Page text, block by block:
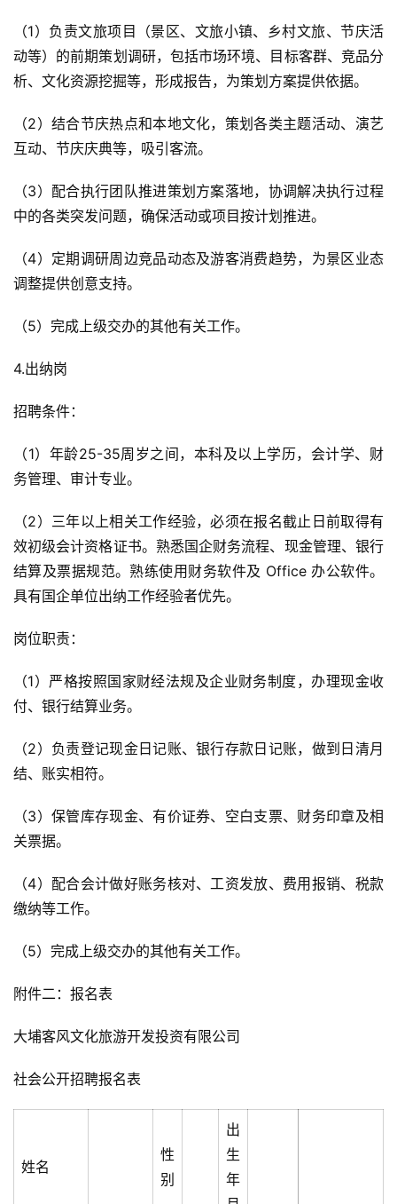
（1）负责文旅项目（景区、文旅小镇、乡村文旅、节庆活
动等）的前期策划调研，包括市场环境、目标客群、竞品分
析、文化资源挖掘等，形成报告，为策划方案提供依据。
（2）结合节庆热点和本地文化，策划各类主题活动、演艺
互动、节庆庆典等，吸引客流。
（3）配合执行团队推进策划方案落地，协调解决执行过程
中的各类突发问题，确保活动或项目按计划推进。
（4）定期调研周边竞品动态及游客消费趋势，为景区业态
调整提供创意支持。
（5）完成上级交办的其他有关工作。
4.出纳岗
招聘条件：
（1）年龄25-35周岁之间，本科及以上学历，会计学、财
务管理、审计专业。
（2）三年以上相关工作经验，必须在报名截止日前取得有
效初级会计资格证书。熟悉国企财务流程、现金管理、银行
结算及票据规范。熟练使用财务软件及 Office 办公软件。
具有国企单位出纳工作经验者优先。
岗位职责：
（1）严格按照国家财经法规及企业财务制度，办理现金收
付、银行结算业务。
（2）负责登记现金日记账、银行存款日记账，做到日清月
结、账实相符。
（3）保管库存现金、有价证券、空白支票、财务印章及相
关票据。
（4）配合会计做好账务核对、工资发放、费用报销、税款
缴纳等工作。
（5）完成上级交办的其他有关工作。
附件二：报名表
大埔客风文化旅游开发投资有限公司
社会公开招聘报名表
姓名
性
别
出
生
年